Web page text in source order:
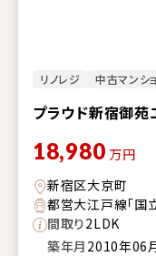
リノレジ 中古マンシ
プラウド新宿御苑
18,980 万円
新宿区大京町
都営大江戸線「
間取り2LDK
築年月 2010年06